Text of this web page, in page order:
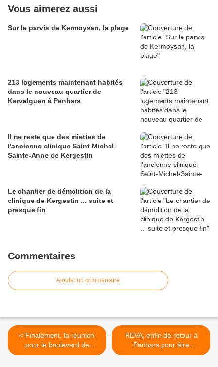
Vous aimerez aussi
Sur le parvis de Kermoysan, la plage
213 logements maintenant habités
dans le nouveau quartier de
Kervalguen à Penhars
Il ne reste que des miettes de
l'ancienne clinique Saint-Michel-
Sainte-Anne de Kergestin
Le chantier de démolition de la
clinique de Kergestin ... suite et
presque fin
Commentaires
Ajouter un commentaire
< Finalement, la réunion
pour le boulevard de
France sera relocalisée à
REVA, enfin de retour à
Penhars pour être
ensemble, goûter, rire,